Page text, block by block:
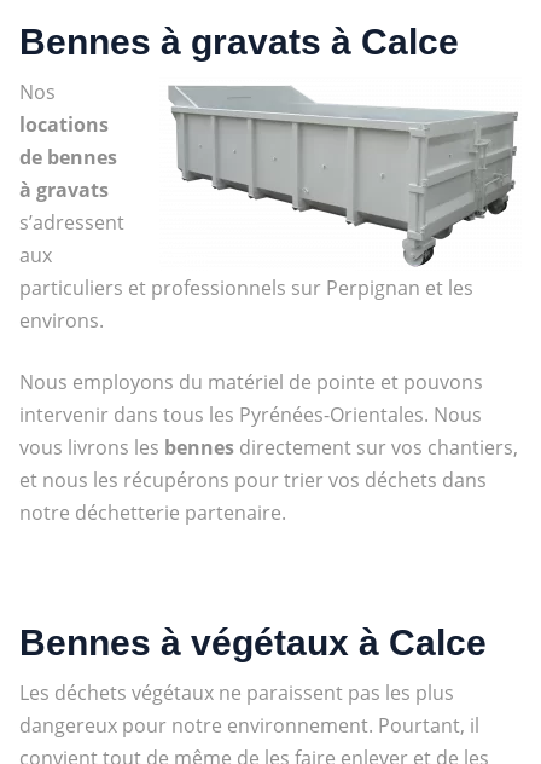
Bennes à gravats à Calce
Nos
locations
de bennes
à gravats
s’adressent
aux
particuliers et professionnels sur Perpignan et les
environs.
Nous employons du matériel de pointe et pouvons
intervenir dans tous les Pyrénées-Orientales. Nous
vous livrons les bennesdirectement sur vos chantiers,
et nous les récupérons pour trier vos déchets dans
notre déchetterie partenaire.
Bennes à végétaux à Calce
Les déchets végétaux ne paraissent pas les plus
dangereux pour notre environnement. Pourtant, il
convient tout de même de les faire enlever et de les